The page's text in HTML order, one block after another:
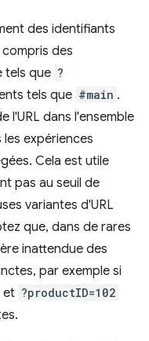
des identifiants
des
tels que ?
tels que #main .
l'URL dans l'ensemble
expériences
Cela est utile
pas au seuil de
variantes d'URL
que, dans de rares
inattendue des
par exemple si
et ?productID=102